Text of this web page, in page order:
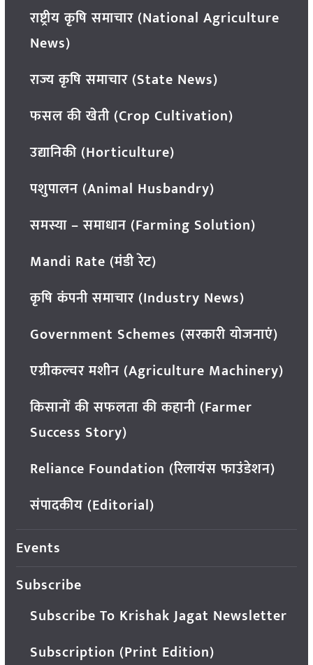
राष्ट्रीय कृषि समाचार (National Agriculture
News)
राज्य कृषि समाचार (State News)
फसल की खेती (Crop Cultivation)
उद्यानिकी (Horticulture)
पशुपालन (Animal Husbandry)
समस्या – समाधान (Farming Solution)
Mandi Rate (मंडी रेट)
कृषि कंपनी समाचार (Industry News)
Government Schemes (सरकारी योजनाएं)
एग्रीकल्चर मशीन (Agriculture Machinery)
किसानों की सफलता की कहानी (Farmer
Success Story)
Reliance Foundation (रिलायंस फाउंडेशन)
संपादकीय (Editorial)
Events
Subscribe
Subscribe To Krishak Jagat Newsletter
Subscription (Print Edition)